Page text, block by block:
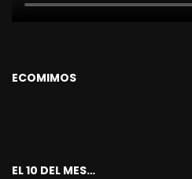
ECOMIMOS
EL 10 DEL MES…